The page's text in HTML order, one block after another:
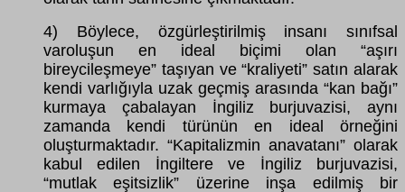
4) Böylece, özgürleştirilmiş insanı sınıfsal
varoluşun en ideal biçimi olan “aşırı
bireycileşmeye” taşıyan ve “kraliyeti” satın alarak
kendi varlığıyla uzak geçmiş arasında “kan bağı”
kurmaya çabalayan İngiliz burjuvazisi, aynı
zamanda kendi türünün en ideal örneğini
oluşturmaktadır. “Kapitalizmin anavatanı” olarak
kabul edilen İngiltere ve İngiliz burjuvazisi,
“mutlak eşitsizlik” üzerine inşa edilmiş bir